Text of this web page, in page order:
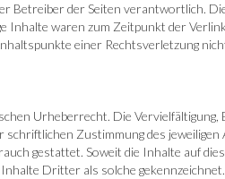
Betreiber der Seiten verantwortlich.
Inhalte waren zum Zeitpunkt der
einer Rechtsverletzung
Urheberrecht. Die Vervielfältigung,
Zustimmung des jeweiligen
gestattet. Soweit die Inhalte auf
Dritter als solche gekennzeichnet.